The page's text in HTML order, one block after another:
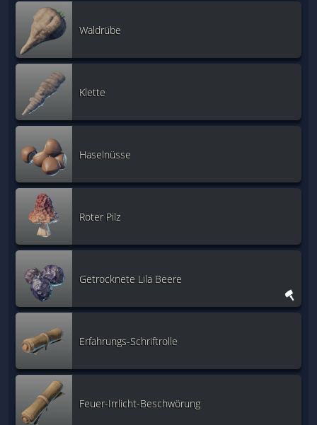
Waldrübe
Klette
Haselnüsse
Roter Pilz
Getrocknete Lila Beere
Erfahrungs-Schriftrolle
Feuer-Irrlicht-Beschwörung